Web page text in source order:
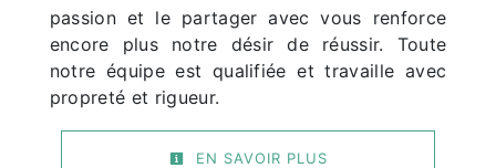
passion et le partager avec vous renforce
encore plus notre désir de réussir. Toute
notre équipe est qualifiée et travaille avec
propreté et rigueur.
EN SAVOIR PLUS